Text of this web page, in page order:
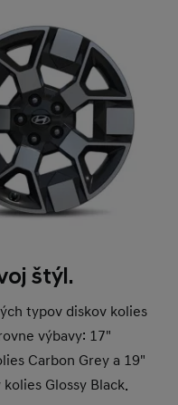
štýl.
typov diskov kolies
výbavy: 17"
Carbon Grey a 19"
Glossy Black.